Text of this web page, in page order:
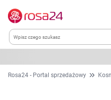
Kategorie
Rosa24 - Portal sprzedażowy